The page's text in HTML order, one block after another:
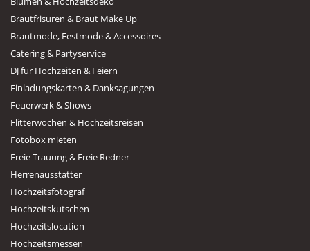
Brautfrisuren & Braut Make Up
Brautmode, Festmode & Accessoires
Catering & Partyservice
DJ für Hochzeiten & Feiern
Einladungskarten & Danksagungen
Feuerwerk & Shows
Flitterwochen & Hochzeitsreisen
Fotobox mieten
Freie Trauung & Freie Redner
Herrenausstatter
Hochzeitsfotograf
Hochzeitskutschen
Hochzeitslocation
Hochzeitsmessen